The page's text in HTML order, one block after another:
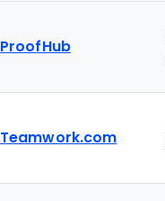
ProofHub
Teamwork.com